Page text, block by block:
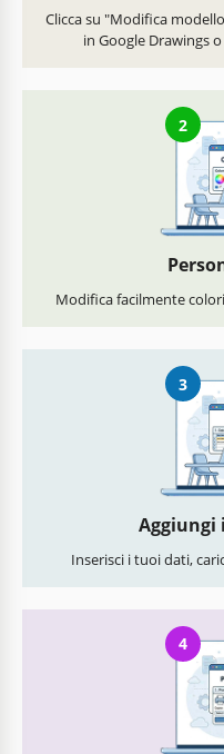
Clicca su "Modifica
in Google Drawings
2
Modifica facilmente
3
Inserisci i tuoi dati,
4